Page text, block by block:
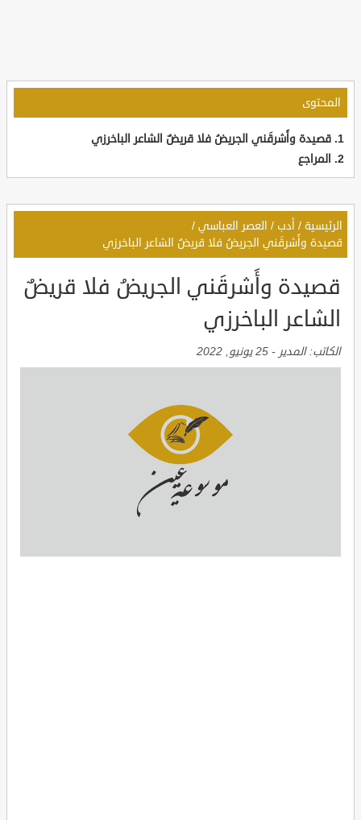
المحتوى
قصيدة وأَشرقَني الجريضُ فلا قريضٌ الشاعر الباخرزي
المراجع
الرئيسية / أدب / العصر العباسي /
قصيدة وأَشرقَني الجريضُ فلا قريضٌ الشاعر الباخرزي
قصيدة وأَشرقَني الجريضُ فلا قريضٌ
الشاعر الباخرزي
الكاتب:المدير - 25 يونيو, 2022